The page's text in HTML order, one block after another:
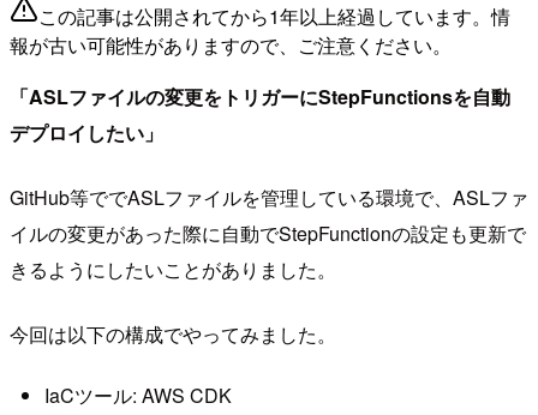
この記事は公開されてから1年以上経過しています。情
報が古い可能性がありますので、ご注意ください。
「ASLファイルの変更をトリガーにStepFunctionsを自動
デプロイしたい」
GitHub等ででASLファイルを管理している環境で、ASLファ
イルの変更があった際に自動でStepFunctionの設定も更新で
きるようにしたいことがありました。
今回は以下の構成でやってみました。
IaCツール: AWS CDK